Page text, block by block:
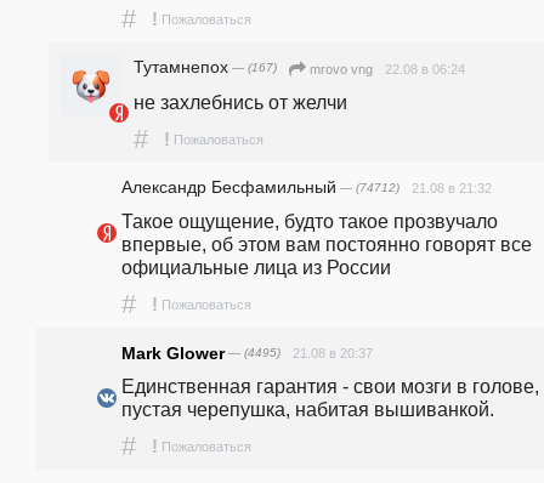
# ! Пожаловаться
Тутамнепох — (167) mrovo vng 22.08 в 06:24
не захлебнись от желчи
# ! Пожаловаться
Александр Бесфамильный — (74712) 21.08 в 21:32
Такое ощущение, будто такое прозвучало
впервые, об этом вам постоянно говорят все
официальные лица из России
# ! Пожаловаться
Mark Glower— (4495) 21.08 в 20:37
Единственная гарантия - свои мозги в
пустая черепушка, набитая вышиванкой.
# ! Пожаловаться